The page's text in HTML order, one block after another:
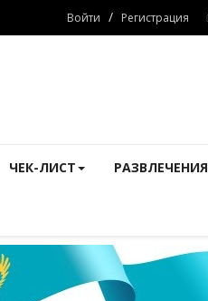
Войти / Регистрация
ЧЕК-ЛИСТ РАЗВЛЕЧЕНИЯ